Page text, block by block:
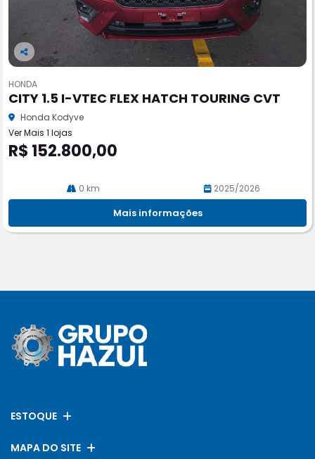
Co
pa
rtil
he
HONDA
CITY 1.5 I-VTEC FLEX HATCH TOURING CVT
Honda Kodyve
Ver Mais 1 lojas
R$ 152.800,00
0 km 2025/2026
Mais informações
ESTOQUE
MAPA DO SITE